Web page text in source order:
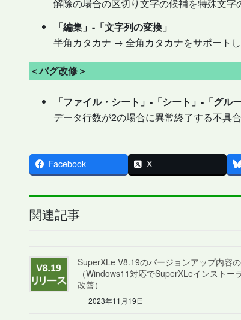
解除の場合の区切り文字の候補を特殊文字
「編集」-「文字列の変換」
半角カタカナ → 全角カタカナをサポート
＜バグ改修＞
「ファイル・シート」-「シート」-「グル
データ行数が2の場合に異常終了する不具
Facebook X
関連記事
SuperXLe V8.19のバージョンアップ内容
（Windows11対応でSuperXLeインストー
改善）
2023年11月19日